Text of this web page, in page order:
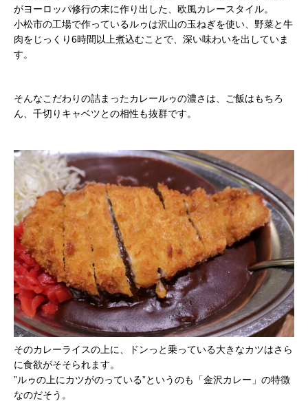
がヨーロッパ修行の末に作り出した、欧風カレースタイル。
小松市の工場で作っているルゥは沢山の玉ねぎを使い、野菜と牛
肉をじっくり6時間以上煮込むことで、深い味わいを出していま
す。
そんなこだわりの詰まったカレールゥの濃さは、ご飯はもちろ
ん、千切りキャベツとの相性も抜群です。
そのカレーライスの上に、ドンっと乗っている大きなカツはさら
に食欲がそそられます。
”ルゥの上にカツがのっている”というのも「金沢カレー」の特徴
なのだそう。